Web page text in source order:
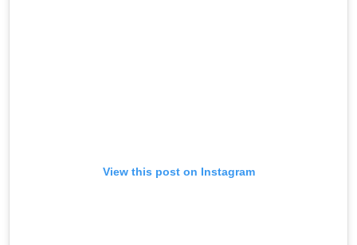
View this post on Instagram